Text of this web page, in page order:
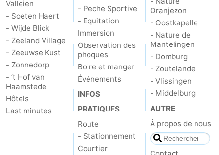
Valleien
- Soeten Haert
- Wijde Blick
- Zeeland Village
- Zeeuwse Kust
- Zonnedorp
- ’t Hof van
Haamstede
Hôtels
Last minutes
- Peche Sportive
- Equitation
Immersion
Observation des
phoques
Boire et manger
Événements
INFOS
PRATIQUES
Route
- Stationnement
Courtier
Oranjezon
- Oostkapelle
- Nature de
Mantelingen
- Domburg
- Zoutelande
- Vlissingen
- Middelburg
AUTRE
À propos de nous